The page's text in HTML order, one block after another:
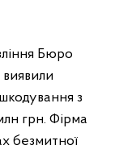
Бюро
виявили
з
грн. Фірма
безмитної